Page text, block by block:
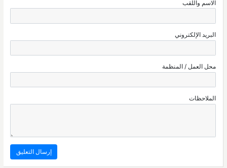
الاسم واللقب
البريد الإلكتروني
محل العمل / المنظمة
الملاحظات